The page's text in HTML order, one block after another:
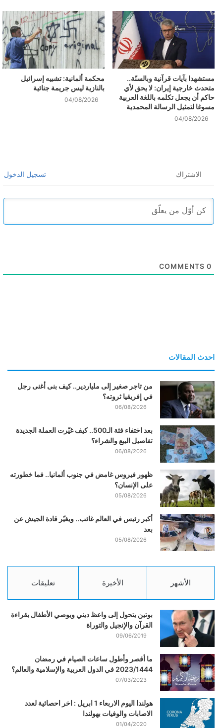
مستشهدا بآيات قرآنية وبالسنّة..
متحدث خارجية إيران: لا يحق لأي
حاكم أن يجعل تكلمه باللغة العربية
مسوغا لتمثيل الرسالة المحمدية
04/08/2026
محكمة ألمانية: تشبيه إسرائيل
بالنازية ليس جريمة جنائية
04/08/2026
الاشتراك تسجيل الدخول
0
احدث المقالات
من تاجر صغير إلى ملياردير.. كيف بنى أغنى رجل
في إفريقيا ثروته؟
06/08/2026
بعد اختفاء فئة الـ500.. كيف غيّرت العملة الجديدة
تفاصيل البيع والشراء؟
06/08/2026
ظهور فيروس غامض في جنوب ألمانيا.. فما خطورته
على الإنسان؟
05/08/2026
أكبر رئيس في العالم غائب.. ويغيّر قادة الجيش عن
بعد
05/08/2026
الأشهر الأخيرة تعليقات
بوتين يتحول إلى واعظ ديني ويوصي الأطفال بقراءة
القرآن والإنجيل والتوراة
09/06/2019
ما أقصر وأطول ساعات الصيام في رمضان
2023/1444 في الدول العربية والإسلامية والعالم؟
07/03/2023
هولندا اليوم الاربعاء 1 ابريل : اخر احصائية لعدد
الاصابات والوفيات بهولندا
01/04/2020